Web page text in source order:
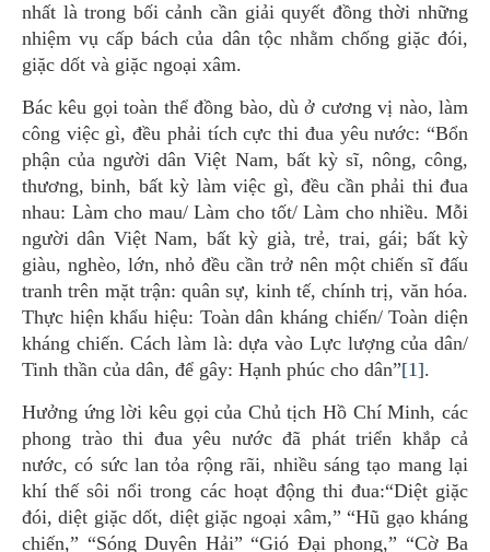
nhất là trong bối cảnh cần giải quyết đồng thời những
nhiệm vụ cấp bách của dân tộc nhằm chống giặc đói,
giặc dốt và giặc ngoại xâm.
Bác kêu gọi toàn thể đồng bào, dù ở cương vị nào, làm
công việc gì, đều phải tích cực thi đua yêu nước: “Bổn
phận của người dân Việt Nam, bất kỳ sĩ, nông, công,
thương, binh, bất kỳ làm việc gì, đều cần phải thi đua
nhau: Làm cho mau/ Làm cho tốt/ Làm cho nhiều. Mỗi
người dân Việt Nam, bất kỳ già, trẻ, trai, gái; bất kỳ
giàu, nghèo, lớn, nhỏ đều cần trở nên một chiến sĩ đấu
tranh trên mặt trận: quân sự, kinh tế, chính trị, văn hóa.
Thực hiện khẩu hiệu: Toàn dân kháng chiến/ Toàn diện
kháng chiến. Cách làm là: dựa vào Lực lượng của dân/
Tinh thần của dân, để gây: Hạnh phúc cho dân”[1].
Hưởng ứng lời kêu gọi của Chủ tịch Hồ Chí Minh, các
phong trào thi đua yêu nước đã phát triển khắp cả
nước, có sức lan tỏa rộng rãi, nhiều sáng tạo mang lại
khí thế sôi nổi trong các hoạt động thi đua:“Diệt giặc
đói, diệt giặc dốt, diệt giặc ngoại xâm,” “Hũ gạo kháng
chiến,” “Sóng Duyên Hải” “Gió Đại phong,” “Cờ Ba